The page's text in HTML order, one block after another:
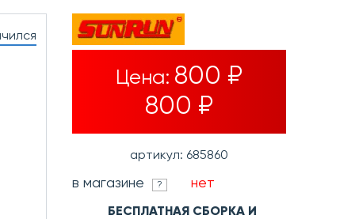
Цена: 800 ₽
800 ₽
артикул: 685860
в магазине ? нет
БЕСПЛАТНАЯ СБОРКА И